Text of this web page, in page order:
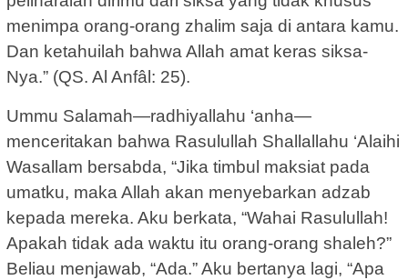
menimpa orang-orang zhalim saja di antara kamu.
Dan ketahuilah bahwa Allah amat keras siksa-
Nya.” (QS. Al Anfâl: 25).
Ummu Salamah—radhiyallahu ‘anha—
menceritakan bahwa Rasulullah Shallallahu ‘Alaihi
Wasallam bersabda, “Jika timbul maksiat pada
umatku, maka Allah akan menyebarkan adzab
kepada mereka. Aku berkata, “Wahai Rasulullah!
Apakah tidak ada waktu itu orang-orang shaleh?”
Beliau menjawab, “Ada.” Aku bertanya lagi, “Apa